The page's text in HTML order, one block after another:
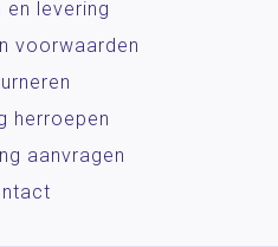
en levering
voorwaarden
herroepen
aanvragen